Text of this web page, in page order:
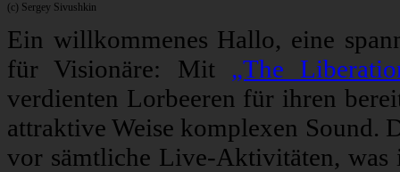
(c) Sergey Sivushkin
Ein willkommenes Hallo, eine
für Visionäre: Mit „The
verdienten Lorbeeren für ihren
attraktive Weise komplexen Sound.
vor sämtliche Live-Aktivitäten, was